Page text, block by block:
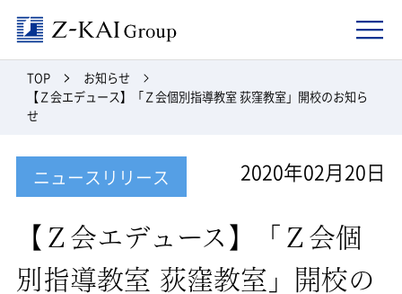
TOP
お知らせ
【Ｚ会エデュース】「Ｚ会個別指導教室 荻窪教室」開校のお知ら
せ
ニュースリリース 2020年02月20日
【Ｚ会エデュース】「Ｚ会個
別指導教室 荻窪教室」開校の